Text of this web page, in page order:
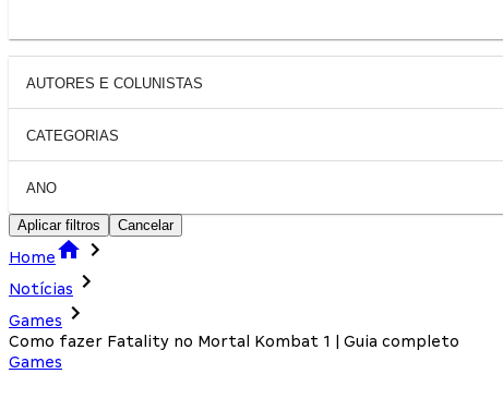
AUTORES E COLUNISTAS
CATEGORIAS
ANO
Aplicar filtros Cancelar
Home
Notícias
Games
Como fazer Fatality no Mortal Kombat 1 | Guia completo
Games